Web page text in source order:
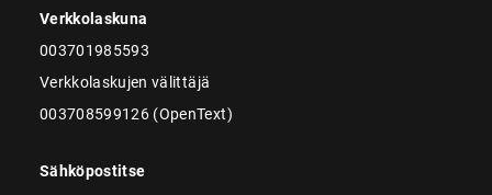
Verkkolaskuna
003701985593
Verkkolaskujen välittäjä
003708599126 (OpenText)
Sähköpostitse